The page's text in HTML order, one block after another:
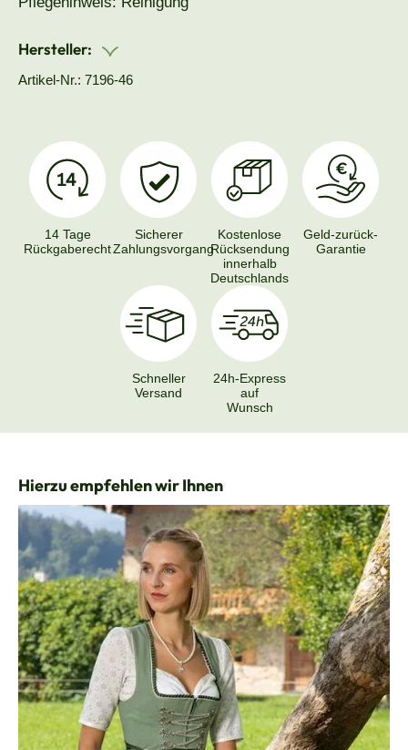
Hersteller:
Artikel-Nr.: 7196-46
14 Tage
Rückgaberecht
Sicherer
Zahlungsvorgang
Kostenlose
Rücksendung
innerhalb
Deutschlands
Geld-zurück-
Garantie
Schneller
Versand
24h-Express
auf
Wunsch
Produktgalerie überspringen
Hierzu empfehlen wir Ihnen